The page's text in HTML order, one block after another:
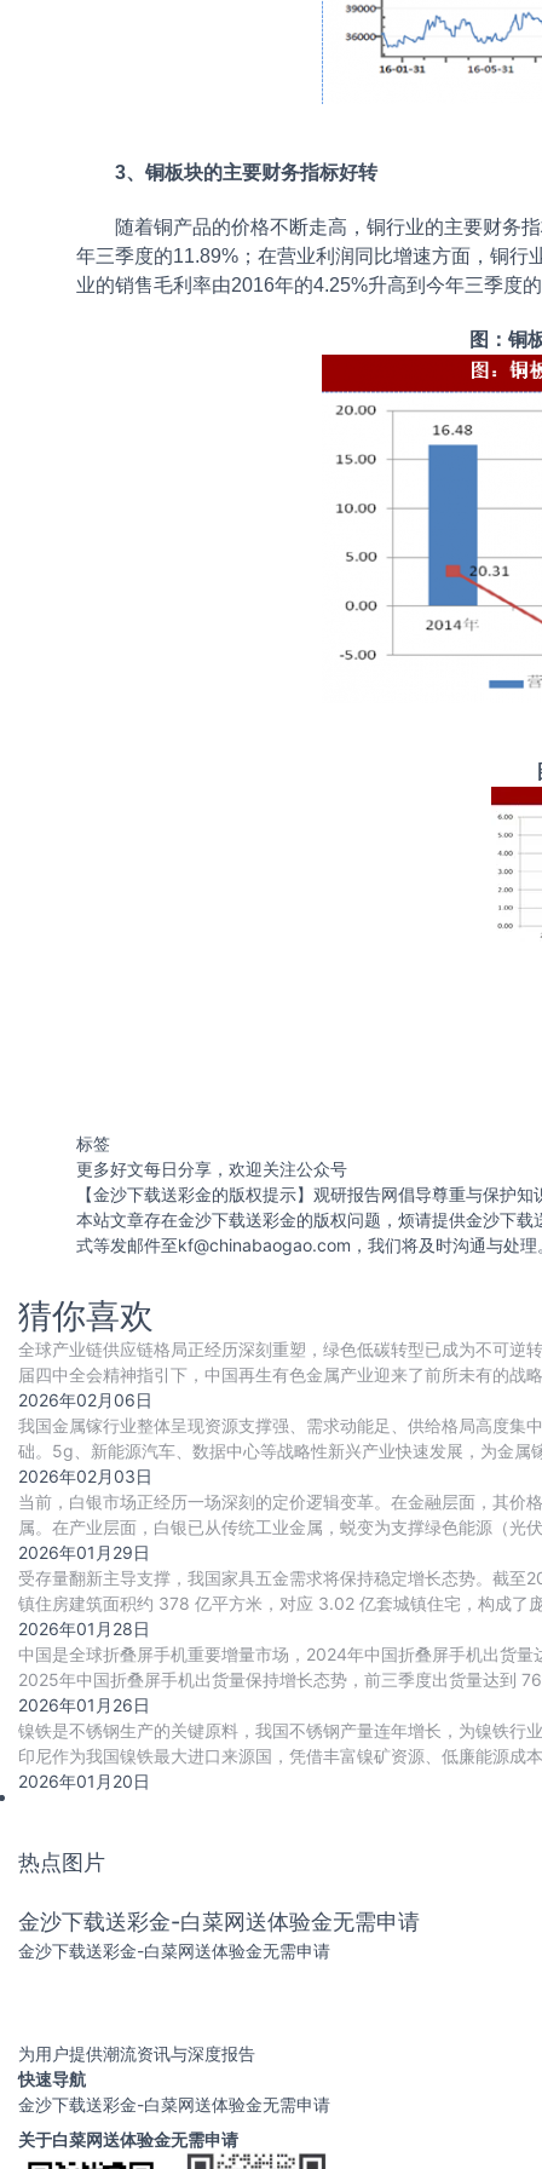
3、铜板块的主要财务指标好转
随着铜产品的价格不断走高，铜行业的主要财务
年三季度的11.89%；在营业利润同比增速方面，铜
业的销售毛利率由2016年的4.25%升高到今年三季度
图：铜
标签
更多好文每日分享，欢迎关注公众号
【金沙下载送彩金的版权提示】观研报告网倡导尊重与保护
本站文章存在金沙下载送彩金的版权问题，烦请提供金沙下
式等发邮件至kf@chinabaogao.com ，我们将及时沟通与处理
猜你喜欢
全球产业链供应链格局正经历深刻重塑，绿色低碳转型已成为不可逆
届四中全会精神指引下，中国再生有色金属产业迎来了前所未有的战
地位。根据有色金属协会和再生金属分会的
2026年02月06日
我国金属镓行业整体呈现资源支撑强、需求动能足、供给格局高度集
础。5g、新能源汽车、数据中心等战略性新兴产业快速发展，为金
逐步回暖。此外，行业技术等壁垒高企，供给高
2026年02月03日
当前，白银市场正经历一场深刻的定价逻辑变革。在金融层面，其
属。在产业层面，白银已从传统工业金属，蜕变为支撑绿色能源（
长期增长曲线。市场供需因此步入持续短缺的新格
2026年01月29日
受存量翻新主导支撑，我国家具五金需求将保持稳定增长态势。截
镇住房建筑面积约 378 亿平方米，对应 3.02 亿套城镇住宅，构成了
2026年01月28日
中国是全球折叠屏手机重要增量市场，2024年中国折叠屏手机出货
2025年中国折叠屏手机出货量保持增长态势，前三季度出货量达到
导，其中蓝
2026年01月26日
镍铁是不锈钢生产的关键原料，我国不锈钢产量连年增长，为镍铁行
印尼作为我国镍铁最大进口来源国，凭借丰富镍矿资源、低廉能源
引发供需缺口，推动镍铁进口价格回升，进而传
2026年01月20日
热点图片
金沙下载送彩金-白菜网送体验金无需申请
金沙下载送彩金-白菜网送体验金无需申请
为用户提供潮流资讯与深度报告
快速导航
金沙下载送彩金-白菜网送体验金无需申请
关于白菜网送体验金无需申请